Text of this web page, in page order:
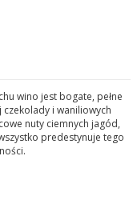
wino jest bogate, pełne
czekolady i waniliowych
nuty ciemnych jagód,
predestynuje tego